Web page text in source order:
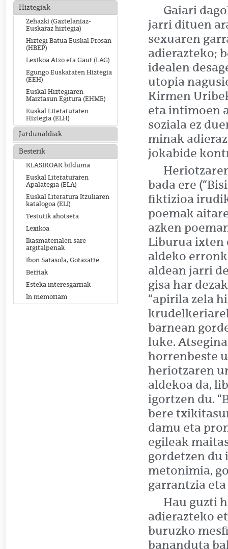
Hiztegiak
Zehazki (Gaztelaniaz-
Euskaraz hiztegia)
Hiztegi Batua Euskal Prosan
(HBEP)
Lexikoa Atzo eta Gaur (LAG)
Egungo Euskararen Hiztegia
(EEH)
Euskal Hiztegiaren
Maiztasun Egitura (EHME)
Euskal Literaturaren
Hiztegia (ELH)
Jardunaldiak
Besterik
KLASIKOAK bilduma
Euskal Literaturaren
Apalategia (ELA)
Euskal Literatura Itzuliaren
katalogoa (ELI)
Testutik ahotsera
Lexikoa
Ikasmaterialen sare
argitalpenak
Ibon Sarasola, Gorazarre
Berriak
Esteka interesgarriak
In memoriam
Gaiari
jarri dituen
sexuaren
adierazteko;
idealen
utopia
Kirmen
eta intimoen
soziala ez
minak
jokabide
bada ere
fiktizioa
poemak
azken
Liburua ixten
aldeko
aldean jarri
gisa har
“apirila zela
barnean
luke.
horrenbeste
heriotzaren
aldekoa da,
igortzen du.
bere
damu eta
egileak
gordetzen du
metonimia,
garrantzia
Hau guzti
adierazteko
buruzko
bananduta